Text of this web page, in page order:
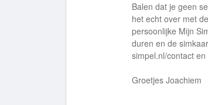
Balen dat je geen
het echt over met
persoonlijke Mijn
duren en de
simpel.nl/contact
Groetjes Joachiem